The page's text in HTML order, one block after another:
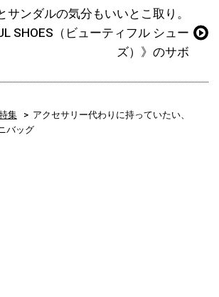
サンダルの気分もいいとこ取り。
SHOES（ビューティフル シュー
ズ）》のサボ
集
アクセサリー代わりに持っていたい、
バッグ